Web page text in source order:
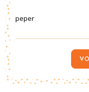
peper